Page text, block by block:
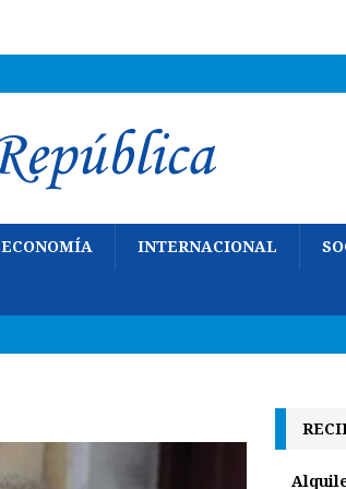
ECONOMÍA INTERNACIONAL